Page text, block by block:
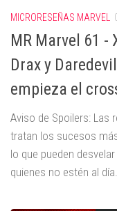
MICRORESEÑAS MARVEL
MR Marvel 61 -
Drax y
empieza el
Aviso de Spoilers: Las
tratan los sucesos
lo que pueden
quienes no estén al